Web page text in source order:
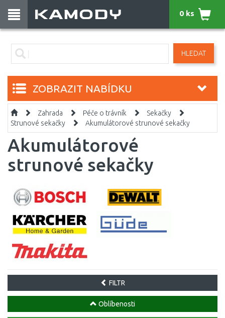
HLEDAT
0 ks
ZOBRAZIT NABÍDKU
Zahrada Péče o trávník
Sekačky
Strunové sekačky
Akumulátorové strunové sekačky
Akumulátorové
strunové sekačky
FILTR
Oblíbenosti